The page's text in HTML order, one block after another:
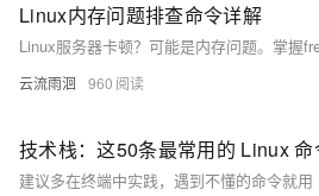
Linux内存问题排查命令详解
云流雨洄 960
技术栈：这50条最常用的 Linux 命
建议多在终端中实践，遇到不懂的命令就用